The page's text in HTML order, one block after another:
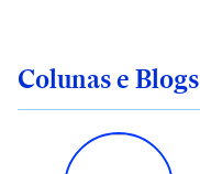
Colunas e Blogs